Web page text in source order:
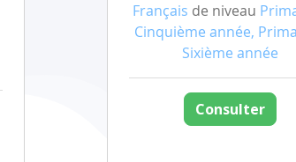
Français de niveau
Cinquième année,
Sixième année
Consulter